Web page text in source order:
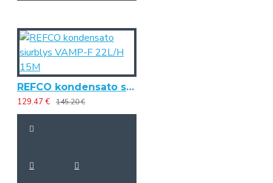
REFCO kondensato siurblys VAMP-F 22L/H 15M
129.47 € 145.20 €